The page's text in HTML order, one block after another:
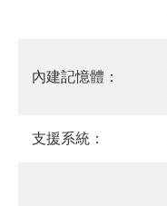
內建記憶體：
支援系統：